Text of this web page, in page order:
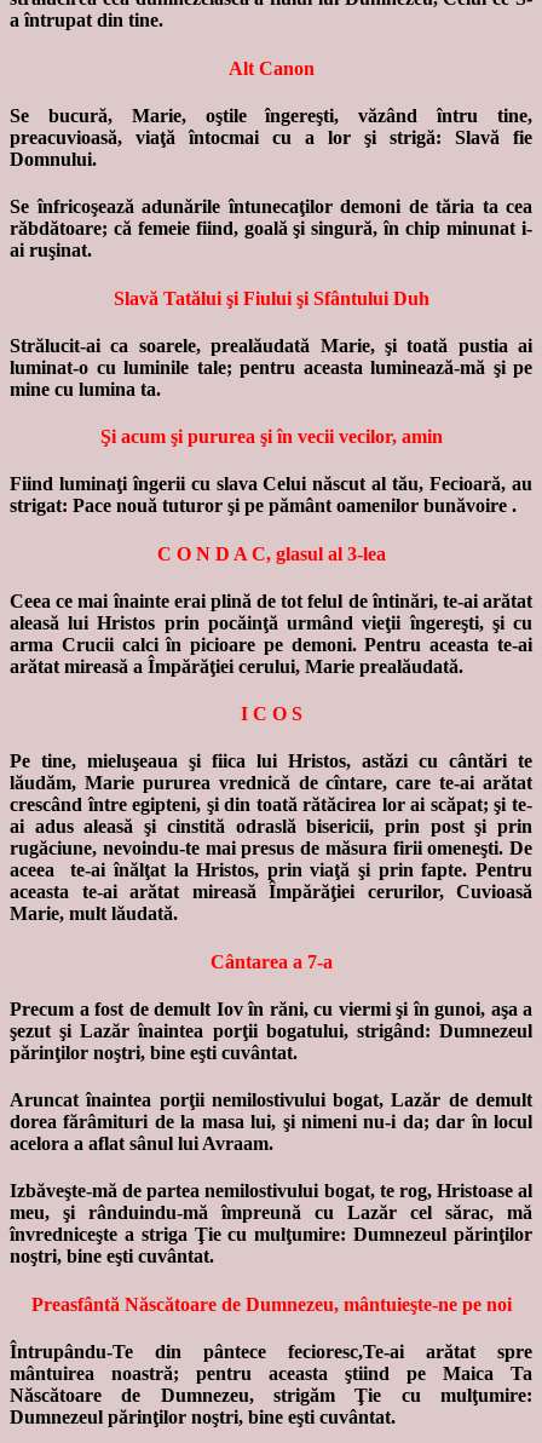
a întrupat din tine.
Alt Canon
Se bucură, Marie, oştile îngereşti, văzând întru tine,
preacuvioasă, viaţă întocmai cu a lor şi strigă: Slavă fie
Domnului.
Se înfricoşează adunările întunecaţilor demoni de tăria ta cea
răbdătoare; că femeie fiind, goală şi singură, în chip minunat i-
ai ruşinat.
Slavă Tatălui şi Fiului şi Sfântului Duh
Strălucit-ai ca soarele, prealăudată Marie, şi toată pustia ai
luminat-o cu luminile tale; pentru aceasta luminează-mă şi pe
mine cu lumina ta.
Şi acum şi pururea şi în vecii vecilor, amin
Fiind luminaţi îngerii cu slava Celui născut al tău, Fecioară, au
strigat: Pace nouă tuturor şi pe pământ oamenilor bunăvoire .
C O N D A C, glasul al 3-lea
Ceea ce mai înainte erai plină de tot felul de întinări, te-ai arătat
aleasă lui Hristos prin pocăinţă urmând vieţii îngereşti, şi cu
arma Crucii calci în picioare pe demoni. Pentru aceasta te-ai
arătat mireasă a Împărăţiei cerului, Marie prealăudată.
I C O S
Pe tine, mieluşeaua şi fiica lui Hristos, astăzi cu cântări te
lăudăm, Marie pururea vrednică de cîntare, care te-ai arătat
crescând între egipteni, şi din toată rătăcirea lor ai scăpat; şi te-
ai adus aleasă şi cinstită odraslă bisericii, prin post şi prin
rugăciune, nevoindu-te mai presus de măsura firii omeneşti. De
aceea te-ai înălţat la Hristos, prin viaţă şi prin fapte. Pentru
aceasta te-ai arătat mireasă Împărăţiei cerurilor, Cuvioasă
Marie, mult lăudată.
Cântarea a 7-a
Precum a fost de demult Iov în răni, cu viermi şi în gunoi, aşa a
şezut şi Lazăr înaintea porţii bogatului, strigând: Dumnezeul
părinţilor noştri, bine eşti cuvântat.
Aruncat înaintea porţii nemilostivului bogat, Lazăr de demult
dorea fărâmituri de la masa lui, şi nimeni nu-i da; dar în locul
acelora a aflat sânul lui Avraam.
Izbăveşte-mă de partea nemilostivului bogat, te rog, Hristoase al
meu, şi rânduindu-mă împreună cu Lazăr cel sărac, mă
învredniceşte a striga Ţie cu mulţumire: Dumnezeul părinţilor
noştri, bine eşti cuvântat.
Preasfântă Născătoare de Dumnezeu, mântuieşte-ne pe noi
Întrupându-Te din pântece fecioresc,Te-ai arătat spre
mântuirea noastră; pentru aceasta ştiind pe Maica Ta
Născătoare de Dumnezeu, strigăm Ţie cu mulţumire:
Dumnezeul părinţilor noştri, bine eşti cuvântat.